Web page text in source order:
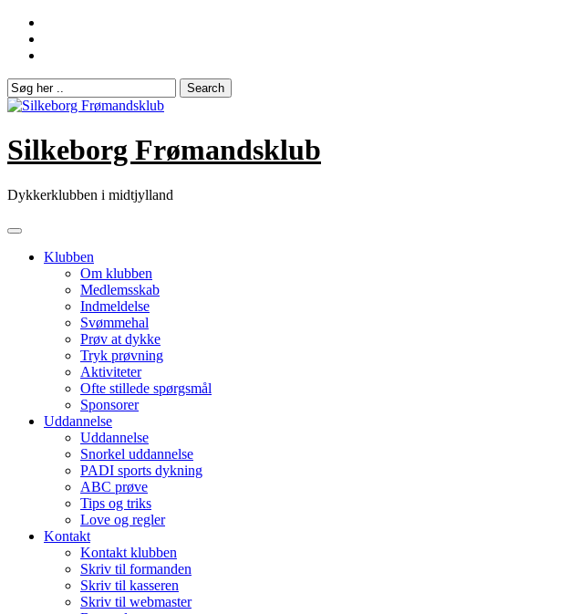
Skip
content
Silkeborg Frømandsklub
Dykkerklubben i midtjylland
Klubben
Om klubben
Medlemsskab
Indmeldelse
Svømmehal
Prøv at dykke
Tryk prøvning
Aktiviteter
Ofte stillede spørgsmål
Sponsorer
Uddannelse
Uddannelse
Snorkel uddannelse
PADI sports dykning
ABC prøve
Tips og triks
Love og regler
Kontakt
Kontakt klubben
Skriv til formanden
Skriv til kasseren
Skriv til webmaster